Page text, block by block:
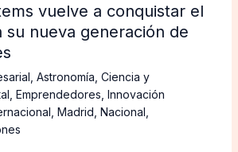
vuelve a conquistar el
su nueva generación de
Astronomía Ciencia y
Emprendedores Innovación
Madrid Nacional